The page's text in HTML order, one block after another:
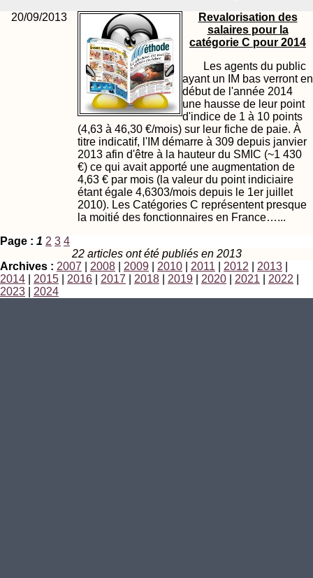
20/09/2013
Revalorisation des
salaires pour la
catégorie C pour 2014
Les agents du public
ayant un IM bas verront en
début de l'année 2014
une hausse de leur point
d'indice de 1 à 10 points
(4,63 à 46,30 €/mois) sur leur fiche de paie. À
titre indicatif, l'IM démarre à 309 depuis janvier
2013 afin d'être à la hauteur du SMIC (~1 430
€) ce qui avait apporté une augmentation de
4,63 € par mois (la valeur du point indiciaire
étant égale 4,6303/mois depuis le 1er juillet
2010). Les Catégories C représentent presque
la moitié des fonctionnaires en France…...
Page : 1 2 3 4
22 articles ont été publiés en 2013
Archives : 2007 2008 2009 2010 2011 2012 2013
2014
2015 2016 2017 2018 2019 2020 2021 2022
2023
2024